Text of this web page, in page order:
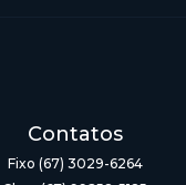
Contatos
Fixo (67) 3029-6264